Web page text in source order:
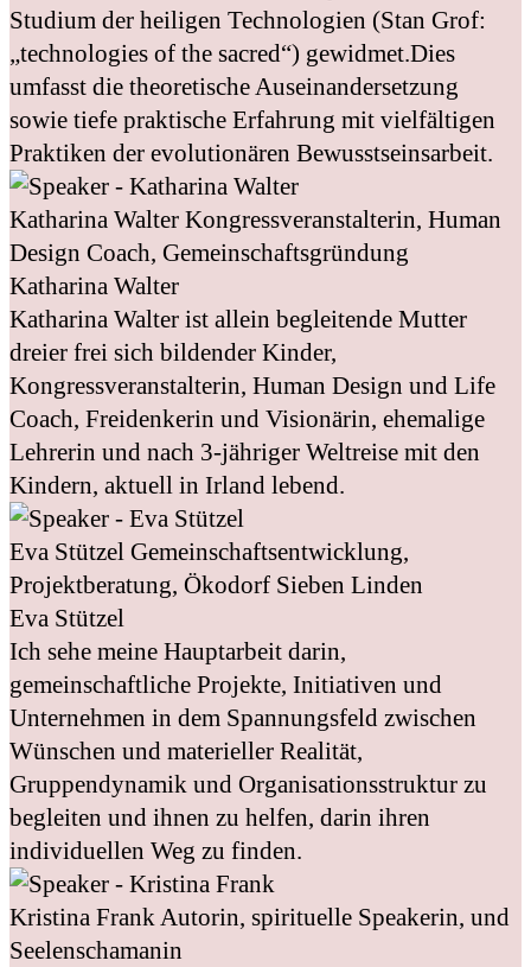
Studium der heiligen Technologien (Stan Grof:
„technologies of the sacred“) gewidmet.Dies
umfasst die theoretische Auseinandersetzung
sowie tiefe praktische Erfahrung mit vielfältigen
Praktiken der evolutionären Bewusstseinsarbeit.
Katharina Walter Kongressveranstalterin, Human
Design Coach, Gemeinschaftsgründung
Katharina Walter
Katharina Walter ist allein begleitende Mutter
dreier frei sich bildender Kinder,
Kongressveranstalterin, Human Design und Life
Coach, Freidenkerin und Visionärin, ehemalige
Lehrerin und nach 3-jähriger Weltreise mit den
Kindern, aktuell in Irland lebend.
Eva Stützel Gemeinschaftsentwicklung,
Projektberatung, Ökodorf Sieben Linden
Eva Stützel
Ich sehe meine Hauptarbeit darin,
gemeinschaftliche Projekte, Initiativen und
Unternehmen in dem Spannungsfeld zwischen
Wünschen und materieller Realität,
Gruppendynamik und Organisationsstruktur zu
begleiten und ihnen zu helfen, darin ihren
individuellen Weg zu finden.
Kristina FrankAutorin, spirituelle Speakerin, und
Seelenschamanin